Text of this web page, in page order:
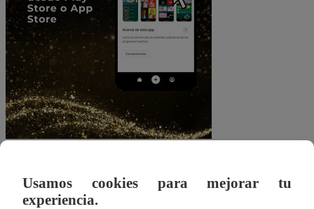
Usamos cookies para mejorar tu
experiencia.